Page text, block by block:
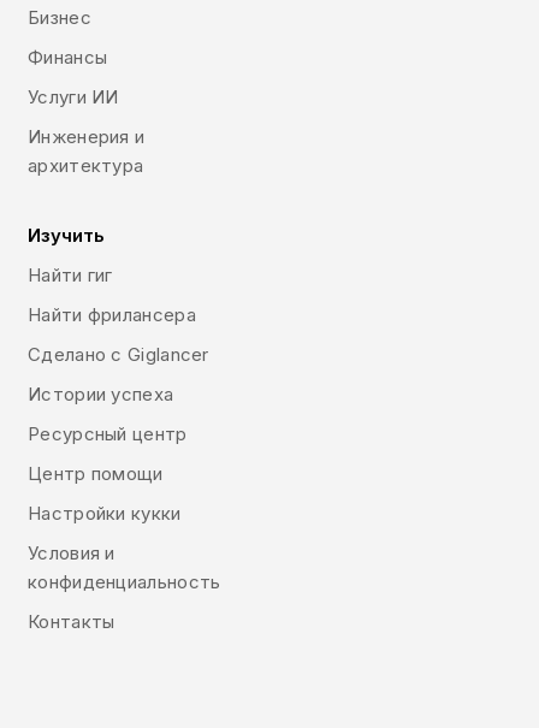
Бизнес
Финансы
Услуги ИИ
Инженерия и
архитектура
Изучить
Найти гиг
Найти фрилансера
Сделано с Giglancer
Истории успеха
Ресурсный центр
Центр помощи
Настройки кукки
Условия и
конфиденциальность
Контакты